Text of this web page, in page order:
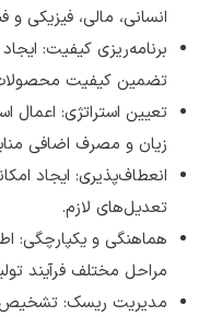
انسانی، مالی، فیزیکی و
برنامه‌ریزی کیفیت:
تضمین کیفیت
تعیین استراتژي: اعمال
زیان و مصرف اضافی
انعطاف‌پذیری: ایجاد
تعدیل‌های لازم.
هماهنگی و یکپارچگی:
مراحل مختلف فرآیند
مدیریت ریسک: تشخیص